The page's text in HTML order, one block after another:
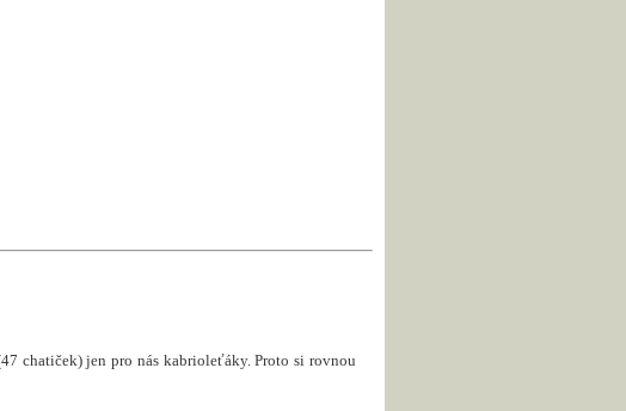
chatiček) jen pro nás kabrioleťáky. Proto si rovnou